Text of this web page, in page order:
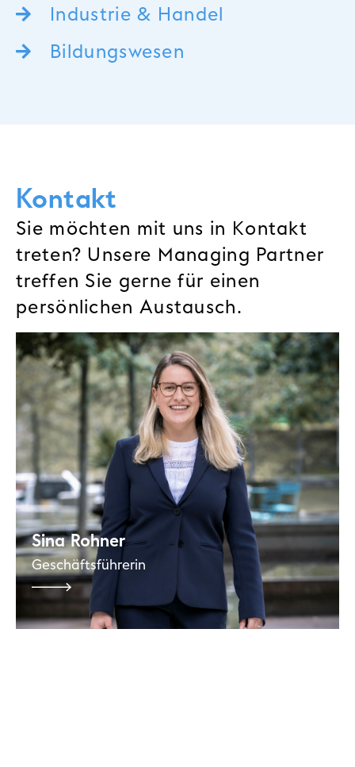
Industrie & Handel
Bildungswesen
Kontakt
Sie möchten mit uns in Kontakt
treten? Unsere Managing Partner
treffen Sie gerne für einen
persönlichen Austausch.
Sina Rohner
Geschäftsführerin